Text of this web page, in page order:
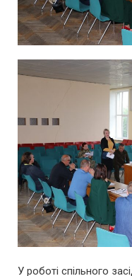
У роботі спільного